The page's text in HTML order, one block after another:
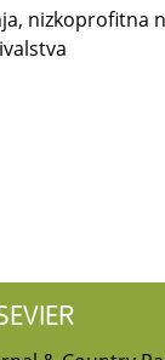
nizkoprofitna